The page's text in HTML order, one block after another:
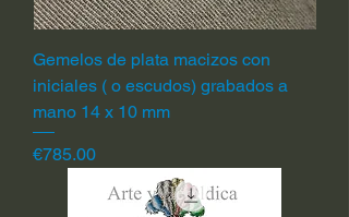
Gemelos de plata macizos con
iniciales ( o escudos) grabados a
mano 14 x 10 mm
Price
€785.00